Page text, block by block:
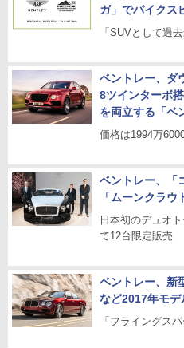
ガ」でパイクス
「SUVとして過
ベントレー、ダ
8ツインターボ
を両立する「ベ
価格は1994万
ベントレー、「
「ムーンクラウ
日本初のデュオ
て12台限定販売
ベントレー、新
など2017年モ
「フライングス